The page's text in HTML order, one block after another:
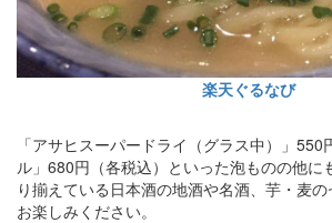
楽天ぐるなび
「アサヒスーパードライ（グラス中）」550
ル」680円（各税込）といった泡ものの他に
り揃えている日本酒の地酒や名酒、芋・麦
お楽しみください。